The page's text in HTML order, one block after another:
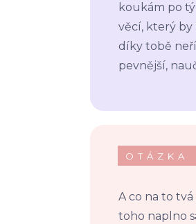
koukám po
věcí, který by
díky tobě
pevnější,
OTÁZKA
A co na to
toho naplno